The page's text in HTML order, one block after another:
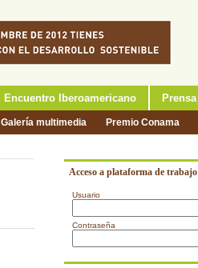
Encuentro Iberoamericano Prensa
Galería multimedia Premio Conama
Acceso a plataforma de trabajo
Usuario
Contraseña